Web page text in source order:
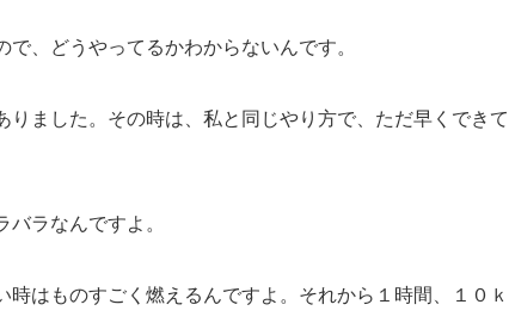
、どうやってるかわからないんです。
ました。その時は、私と同じやり方で、ただ早くできて
ラなんですよ。
はものすごく燃えるんですよ。それから１時間、１０ｋ